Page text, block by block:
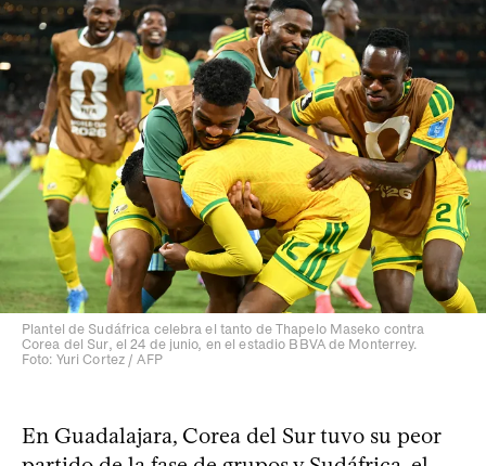
Plantel de Sudáfrica celebra el tanto de Thapelo Maseko contra
Corea del Sur, el 24 de junio, en el estadio BBVA de Monterrey.
Foto: Yuri Cortez / AFP
En Guadalajara, Corea del Sur tuvo su peor